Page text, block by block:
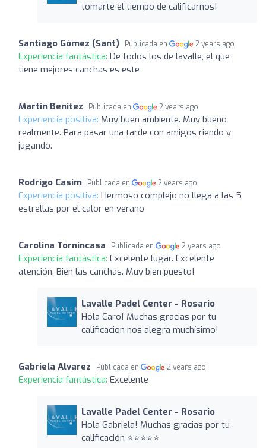
tomarte el tiempo de calificarnos!
Santiago Gómez (Sant) Publicada en 2 years ago
Experiencia fantástica: De todos los de lavalle, el que
tiene mejores canchas es este
Martin Benitez Publicada en 2 years ago
Experiencia positiva: Muy buen ambiente. Muy bueno
realmente. Para pasar una tarde con amigos riendo y
jugando.
Rodrigo Casim Publicada en 2 years ago
Experiencia positiva: Hermoso complejo no llega a las 5
estrellas por el calor en verano
Carolina Tornincasa Publicada en 2 years ago
Experiencia fantástica: Excelente lugar. Excelente
atención. Bien las canchas. Muy bien puesto!
Lavalle Padel Center - Rosario
Hola Caro! Muchas gracias por tu
calificación nos alegra muchísimo!
Gabriela Alvarez Publicada en 2 years ago
Experiencia fantástica: Excelente
Lavalle Padel Center - Rosario
Hola Gabriela! Muchas gracias por tu
calificación ⭐️⭐️⭐️⭐️⭐️